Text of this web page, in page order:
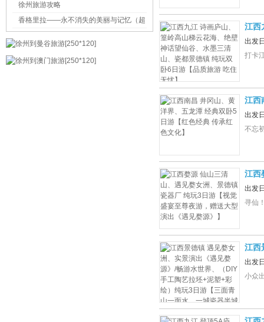
徐州旅游攻略
香格里拉——永不消失的美丽与记忆（超
江西
山、
出发
打卡
江西
色文
出发
不忘
江西
宴至
出发
寻仙
江西
工陶
窑】
出发
小众